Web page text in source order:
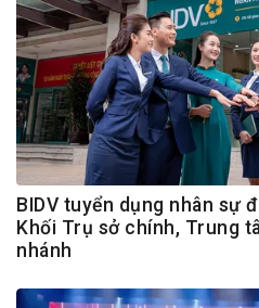
BIDV tuyển dụng nhân sự
Khối Trụ sở chính, Trung
nhánh